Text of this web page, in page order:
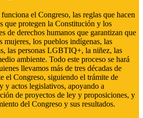
el Congreso, las reglas que hacen
que protegen la Constitución y los
de derechos humanos que garantizan que
mujeres, los pueblos indígenas, las
las personas LGBTIQ+, la niñez, las
ambiente. Todo este proceso se hará
llevamos más de tres décadas de
el Congreso, siguiendo el trámite de
y actos legislativos, apoyando a
de proyectos de ley y proposiciones, y
del Congreso y sus resultados.